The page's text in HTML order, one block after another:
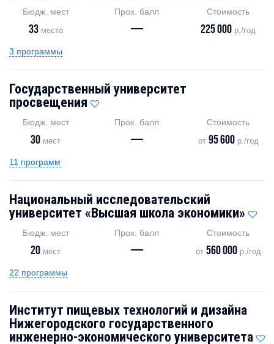
Бюдж. мест
33места
Прох. балл
—
Стоимость
225 000 р./год
3 программы
Государственный университет
просвещения
Бюдж. мест
30 мест
Прох. балл
—
Стоимость
от 95 600р./год
11 программ
Национальный исследовательский
университет «Высшая школа экономики»
Бюдж. мест
20 мест
Прох. балл
—
Стоимость
от 560 000р./год
22 программы
Институт пищевых технологий и дизайна
Нижегородского государственного
инженерно-экономического университета